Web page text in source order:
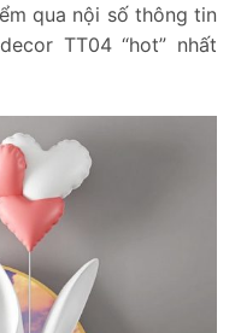
qua nội số thông tin
TT04 “hot” nhất